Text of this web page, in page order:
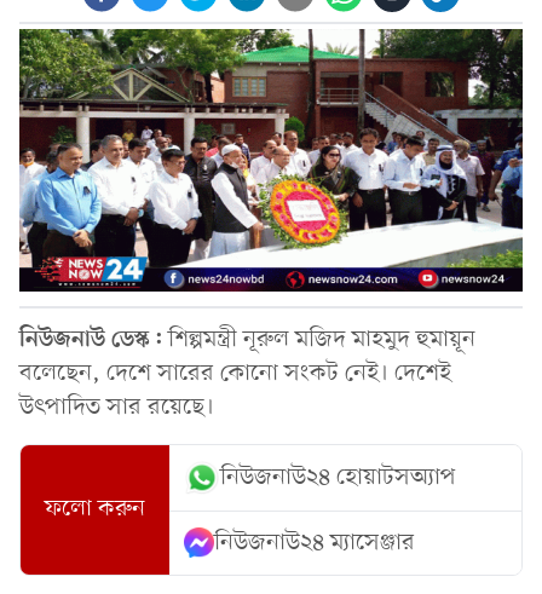
নিউজনাউ ডেস্ক:শিল্পমন্ত্রী নূরুল মজিদ মাহমুদ হুমায়ূন
ব‌লে‌ছেন, দে‌শে সা‌রের কোনো সংকট নেই। দে‌শেই
উৎপাদিত সার র‌য়ে‌ছে।
ফলো করুন
নিউজনাউ২৪ হোয়াটসঅ্যাপ
নিউজনাউ২৪ ম্যাসেঞ্জার